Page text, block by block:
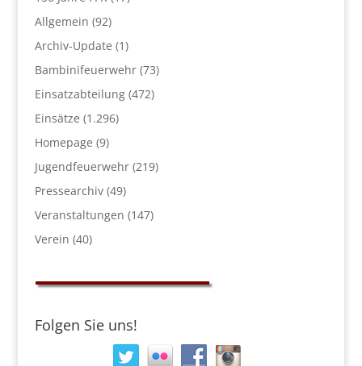
Allgemein (92)
Archiv-Update (1)
Bambinifeuerwehr(73)
Einsatzabteilung(472)
Einsätze (1.296)
Homepage (9)
Jugendfeuerwehr(219)
Pressearchiv(49)
Veranstaltungen (147)
Verein (40)
Folgen Sie uns!